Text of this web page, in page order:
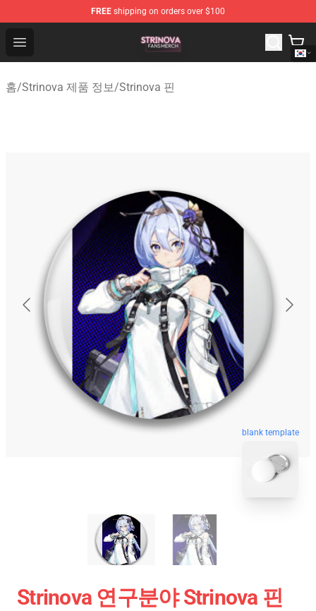
FREE shipping on orders over $100
Open menu
Strinova Shop - Official Strinova Merchandise Store
홈/Strinova 제품 정보/Strinova 핀
blank template
Strinova 연구분야 Strinova 핀